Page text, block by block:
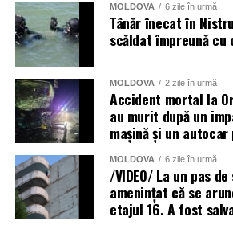
MOLDOVA 6 zile în urmă
Tânăr înecat în
scăldat împreună
MOLDOVA 2 zile în urmă
Accident mortal la
au murit după un
mașină și un
MOLDOVA 6 zile în urmă
/VIDEO/ La un pas
amenințat că se
etajul 16. A fost